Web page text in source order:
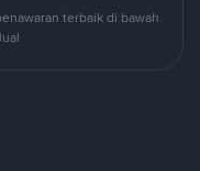
terbaik di bawah